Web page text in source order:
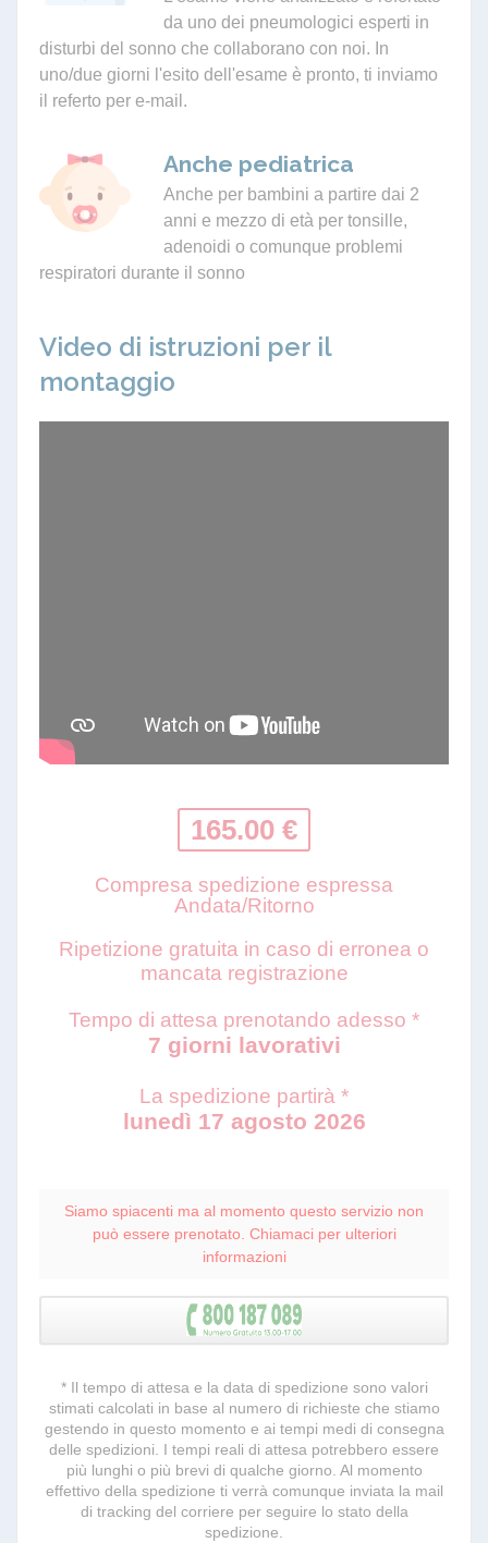
da uno dei pneumologici esperti in
disturbi del sonno che collaborano con noi. In
uno/due giorni l'esito dell'esame è pronto, ti inviamo
il referto per e-mail.
Anche pediatrica
Anche per bambini a partire dai 2
anni e mezzo di età per tonsille,
adenoidi o comunque problemi
respiratori durante il sonno
Video di istruzioni per il
montaggio
165.00 €
Compresa spedizione espressa
Andata/Ritorno
Ripetizione gratuita in caso di erronea o
mancata registrazione
Tempo di attesa prenotando adesso *
7 giorni lavorativi
La spedizione partirà *
lunedì 17 agosto 2026
Siamo spiacenti ma al momento questo servizio non
può essere prenotato. Chiamaci per ulteriori
informazioni
* Il tempo di attesa e la data di spedizione sono valori
stimati calcolati in base al numero di richieste che stiamo
gestendo in questo momento e ai tempi medi di consegna
delle spedizioni. I tempi reali di attesa potrebbero essere
più lunghi o più brevi di qualche giorno. Al momento
effettivo della spedizione ti verrà comunque inviata la mail
di tracking del corriere per seguire lo stato della
spedizione.